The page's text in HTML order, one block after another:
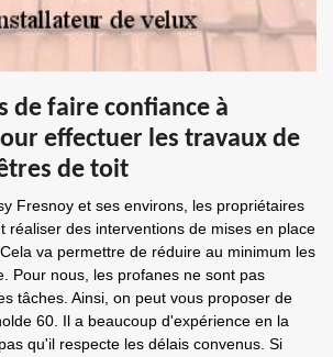
de faire confiance à
effectuer les travaux de
de toit
Fresnoy et ses environs, les propriétaires
réaliser des interventions de mises en place
va permettre de réduire au minimum les
Pour nous, les profanes ne sont pas
tâches. Ainsi, on peut vous proposer de
60. Il a beaucoup d'expérience en la
qu'il respecte les délais convenus. Si